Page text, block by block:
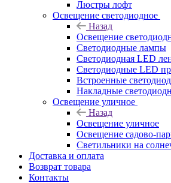
Люстры лофт
Освещение светодиодное
Назад
Освещение
Светодиодные лампы
Светодиодная LED
Светодиодные LED
Встроенные
Накладные
Освещение уличное
Назад
Освещение уличное
Освещение садово-
Светильники на
Доставка и оплата
Возврат товара
Контакты